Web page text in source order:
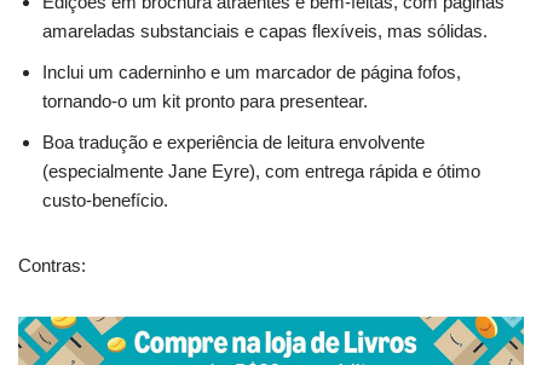
amareladas substanciais e capas flexíveis, mas sólidas.
Inclui um caderninho e um marcador de página fofos,
tornando-o um kit pronto para presentear.
Boa tradução e experiência de leitura envolvente
(especialmente Jane Eyre), com entrega rápida e ótimo
custo-benefício.
Contras: